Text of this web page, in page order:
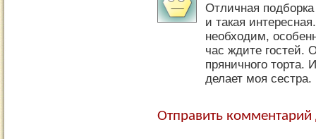
Отличная
и такая
необходим,
час ждите гостей.
пряничного торта.
делает моя сестра.
Отправить комментарий